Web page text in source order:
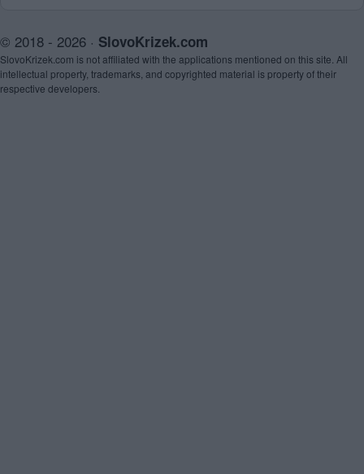
© 2018 - 2026 · SlovoKrizek.com
SlovoKrizek.com is not affiliated with the applications mentioned on this site. All
intellectual property, trademarks, and copyrighted material is property of their
respective developers.